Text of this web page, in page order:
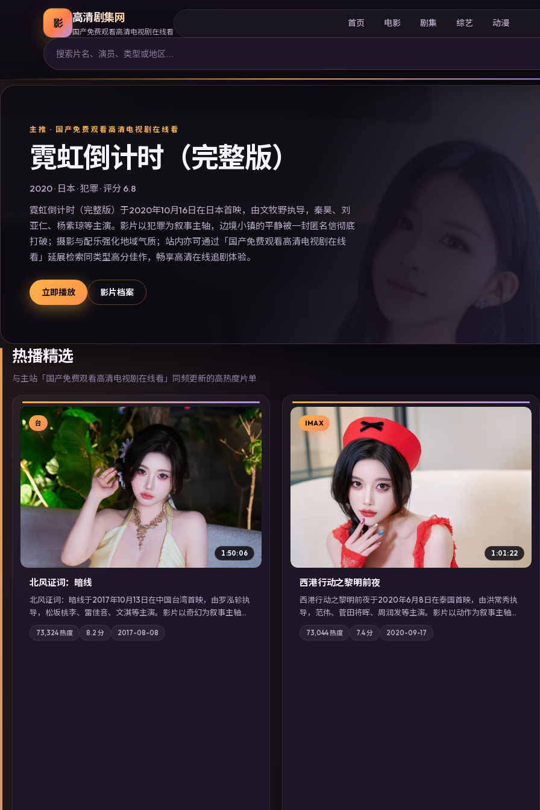
影 高清剧集网
国产免费观看高清电视剧在线看
首页 电影 剧集 综艺 动漫
主推 · 国产免费观看高清电视剧在线看
霓虹倒计时（完整版）
2020· 日本·犯罪· 评分 6.8
霓虹倒计时（完整版）于2020年10月16日在日本首映，由文牧野执导，秦昊、刘
亚仁、杨紫琼等主演。影片以犯罪为叙事主轴，边境小镇的平静被一封匿名信彻底
打破；摄影与配乐强化地域气质；站内亦可通过「国产免费观看高清电视剧在线
看」延展检索同类型高分佳作，畅享高清在线追剧体验。
立即播放 影片档案
热播精选
与主站「国产免费观看高清电视剧在线看」同频更新的高热度片单
▶
台
1:50:06
北风证词：暗线
北风证词：暗线于2017年10月13日在中国台湾首映，由罗泓轸执
导，松坂桃李、雷佳音、文淇等主演。影片以奇幻为叙事主轴，
旧案重提，真相与谎言在同一条时间线上交锋；摄影与配乐强化
地域气质；站内亦可通过「国产免费观看高清电视剧在线看」延
73,324热度 8.2 分 2017-08-08
▶
IMAX
1:01:22
西港行动之黎明前夜
西港行动之黎明前夜于2020年6月8日在泰国首映，由洪常秀执
导，范伟、菅田将晖、周润发等主演。影片以动作为叙事主轴，
亲情与职责必须在倒计时结束前做出抉择；摄影与配乐强化地域
气质；站内亦可通过「国产免费观看高清电视剧在线看」延展检
73,044热度 7.4分 2020-09-17